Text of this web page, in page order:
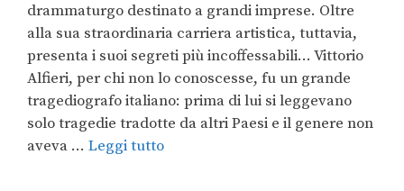
drammaturgo destinato a grandi imprese. Oltre
alla sua straordinaria carriera artistica, tuttavia,
presenta i suoi segreti più incoffessabili… Vittorio
Alfieri, per chi non lo conoscesse, fu un grande
tragediografo italiano: prima di lui si leggevano
solo tragedie tradotte da altri Paesi e il genere non
aveva … Leggi tutto